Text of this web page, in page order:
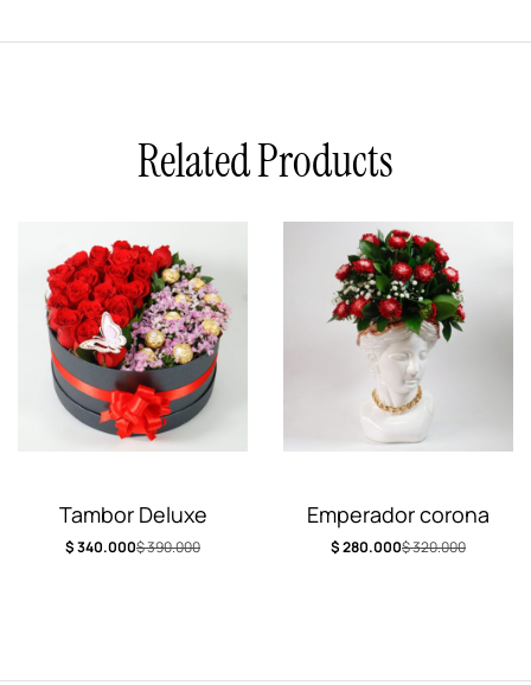
Related Products
Tambor Deluxe
$390.000
$340.000
Emperador corona
$320.000
$280.000